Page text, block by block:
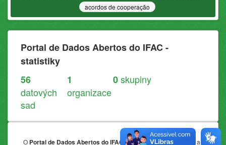
acordos de cooperação
Portal de Dados Abertos do IFAC -
statistiky
56
datových
sad
1
organizace
0skupiny
O Portal de Dados Abertos do IFAC promove a transparência, a